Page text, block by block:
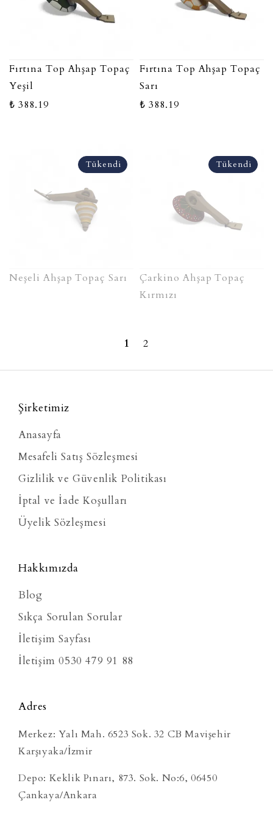
Fırtına Top Ahşap Topaç
Yeşil
₺ 388.19
Fırtına Top Ahşap Topaç
Sarı
₺ 388.19
Tükendi
Neşeli Ahşap Topaç Sarı
Tükendi
Çarkino Ahşap Topaç
Kırmızı
1 2
Şirketimiz
Anasayfa
Mesafeli Satış Sözleşmesi
Gizlilik ve Güvenlik Politikası
İptal ve İade Koşulları
Üyelik Sözleşmesi
Hakkımızda
Blog
Sıkça Sorulan Sorular
İletişim Sayfası
İletişim 0530 479 91 88
Adres
Merkez: Yalı Mah. 6523 Sok. 32 CB Mavişehir
Karşıyaka/İzmir
Depo: Keklik Pınarı, 873. Sok. No:6, 06450
Çankaya/Ankara